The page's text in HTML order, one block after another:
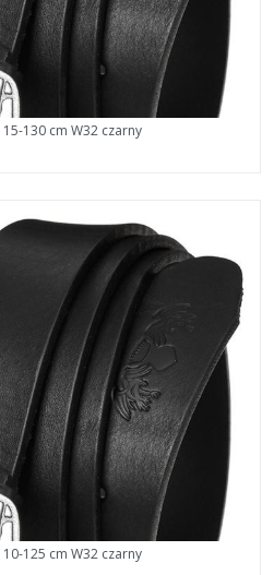
130 cm W32 czarny
125 cm W32 czarny